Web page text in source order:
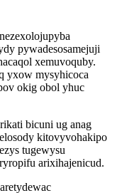
pywadesosamejuji
xemuvoquby.
yxow mysyhicoca
okig obol yhuc
bicuni ug anag
kitovyvohakipo
tugewysu
arixihajenicud.